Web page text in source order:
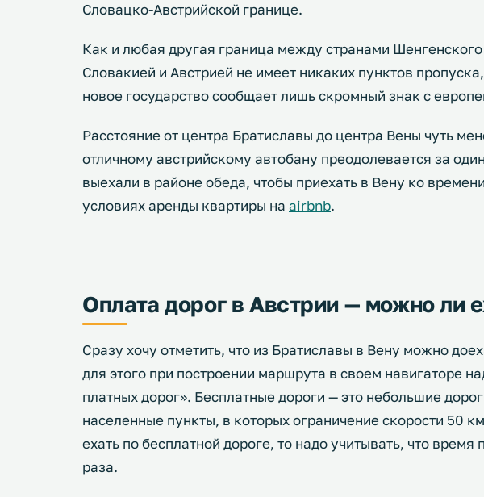
Словацко-Австрийской границе.
Как и любая другая граница между странами
Словакией и Австрией не имеет никаких пунктов
новое государство сообщает лишь скромный знак с
Расстояние от центра Братиславы до центра Вены чуть
отличному австрийскому автобану преодолевается за
выехали в районе обеда, чтобы приехать в Вену ко
условиях аренды квартиры на airbnb.
Оплата дорог в Австрии — можно ли
Сразу хочу отметить, что из Братиславы в Вену можно
для этого при построении маршрута в своем навигаторе
платных дорог». Бесплатные дороги — это небольшие
населенные пункты, в которых ограничение скорости 50
ехать по бесплатной дороге, то надо учитывать, что время
раза.